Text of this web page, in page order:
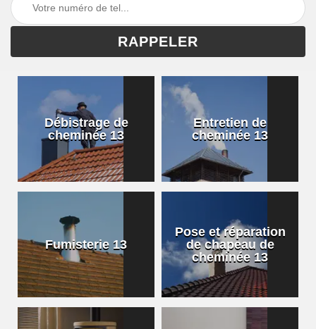
Débistrage de
cheminée 13
Entretien de
cheminée 13
Fumisterie 13
Pose et réparation
de chapeau de
cheminée 13